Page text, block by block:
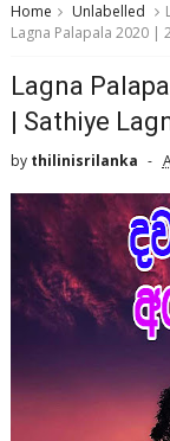
Home Unlabelled
Lagna Palapala 2020 |
Lagna
| Sathiye
by thilinisrilanka